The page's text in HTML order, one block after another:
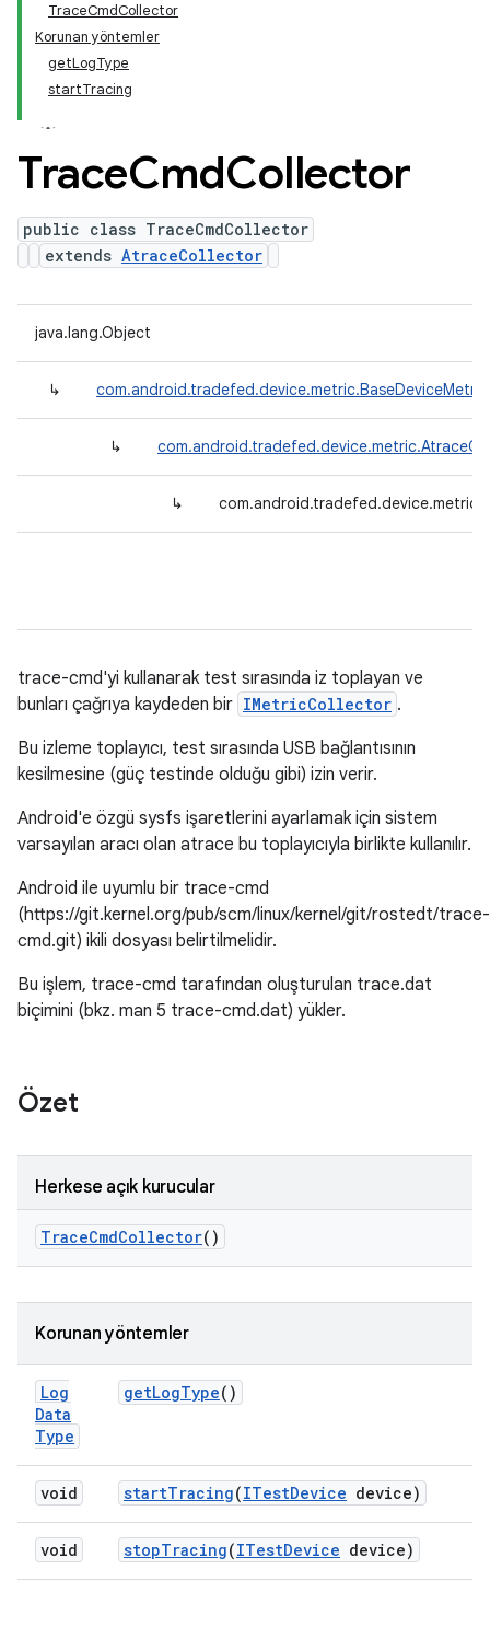
TraceCmdCollector
Korunan yöntemler
getLogType
startTracing
TraceCmdCollector
public class TraceCmdCollector
extends AtraceCollector
java.lang.Object
↳
↳
↳
trace-cmd'yi kullanarak test sırasında iz toplayan ve
bunları çağrıya kaydeden bir IMetricCollector .
Bu izleme toplayıcı, test sırasında USB bağlantısının
kesilmesine (güç testinde olduğu gibi) izin verir.
Android'e özgü sysfs işaretlerini ayarlamak için sistem
varsayılan aracı olan atrace bu toplayıcıyla birlikte kullanılır.
Android ile uyumlu bir trace-cmd
(https://git.kernel.org/pub/scm/linux/kernel/git/rostedt/trace-
cmd.git) ikili dosyası belirtilmelidir.
Bu işlem, trace-cmd tarafından oluşturulan trace.dat
biçimini (bkz. man 5 trace-cmd.dat) yükler.
Özet
Herkese açık kurucular
TraceCmdCollector()
Korunan yöntemler
Log
Data
Type
getLogType()
void startTracing(ITestDevice device)
void stopTracing(ITestDevice device)